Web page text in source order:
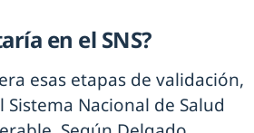
en el SNS?
esas etapas de validación,
Nacional de Salud